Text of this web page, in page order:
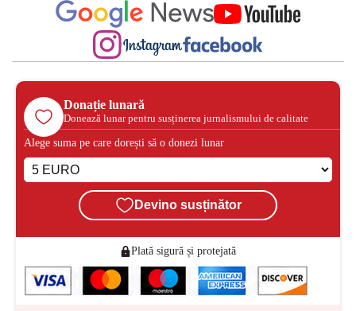
Donație lunară
Donează lunar pentru susținerea jurnalismului de calitate
Alege suma pe care dorești să o donezi lunar
Devino susținător
Plată sigură și protejată